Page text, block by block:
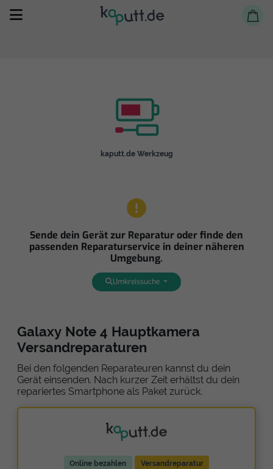
Selbst reparieren
kaputt.de Werkzeug
Sende dein Gerät zur Reparatur oder finde den
passenden Reparaturservice in deiner näheren
Umgebung.
Umkreissuche
Galaxy Note 4 Hauptkamera
Versandreparaturen
Bei den folgenden Reparateuren kannst du dein
Gerät einsenden. Nach kurzer Zeit erhältst du dein
repariertes Smartphone als Paket zurück.
Online bezahlen Versandreparatur